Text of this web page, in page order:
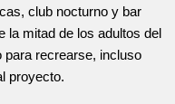
club nocturno y bar
la mitad de los adultos del
para recrearse, incluso
proyecto.